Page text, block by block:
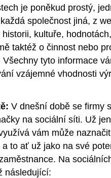
je poněkud prostý,
společnost jiná, z
historii, kultuře,
taktéž o činnost nebo
Všechny tyto informace
vzájemné vhodnosti
V dnešní době se firmy
na sociální síti. Už
vám může
to ať už jako na své
Na
následující: